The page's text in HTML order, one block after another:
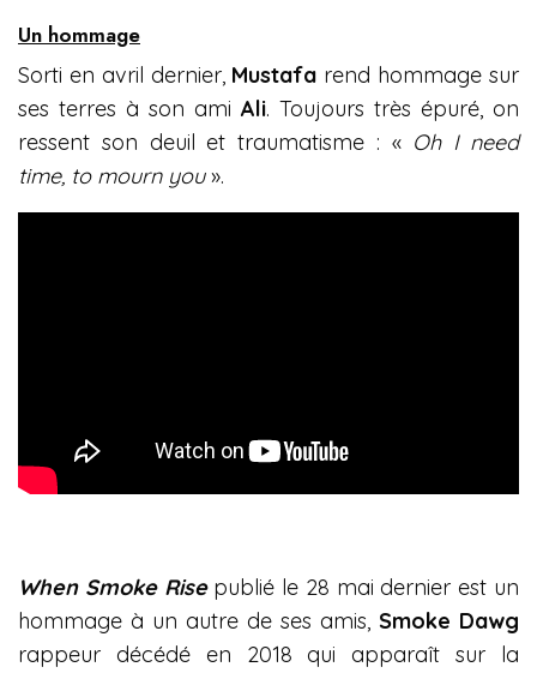
Un hommage
Sorti en avril dernier, Mustafa rend hommage sur
ses terres à son ami Ali. Toujours très épuré, on
ressent son deuil et traumatisme : « Oh I need
time, to mourn you».
When Smoke Risepublié le 28 mai dernier est un
hommage à un autre de ses amis, Smoke Dawg
rappeur décédé en 2018 qui apparaît sur la